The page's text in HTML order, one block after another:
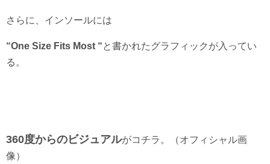
さらに、インソールには
“One Size Fits Most “と書かれたグラフィックが入ってい
る。
360度からのビジュアルがコチラ。（オフィシャル画
像）